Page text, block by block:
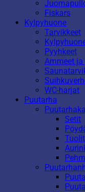
Fiskars
Kylpyhuone
Tarvikkeet
Pyyhkeet
Ammeet
WC-harjat
Puutarha
Setit
Tuolit